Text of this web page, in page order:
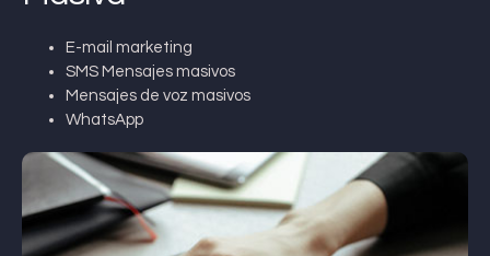
E-mail marketing
SMS Mensajes masivos
Mensajes de voz masivos
WhatsApp